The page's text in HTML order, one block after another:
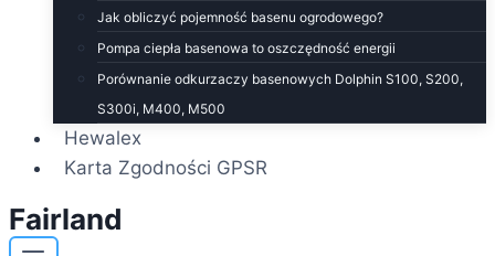
Jak obliczyć pojemność basenu ogrodowego?
Pompa ciepła basenowa to oszczędność energii
Porównanie odkurzaczy basenowych Dolphin S100, S200,
S300i, M400, M500
Hewalex
Karta Zgodności GPSR
Fairland